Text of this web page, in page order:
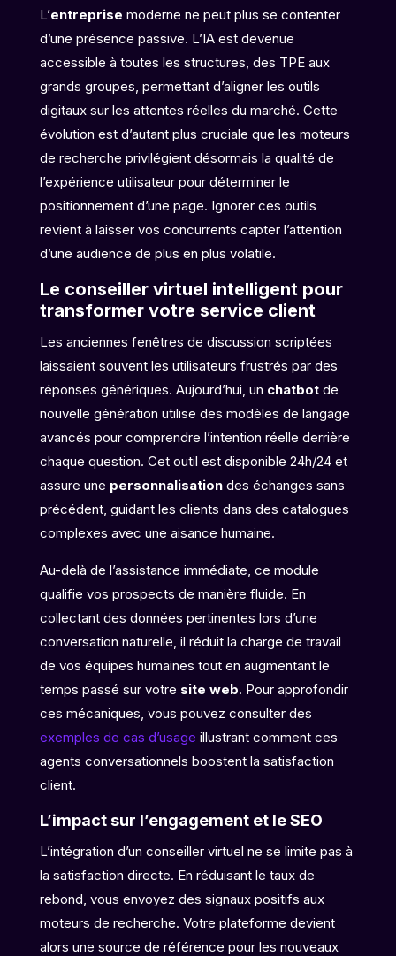
L’entreprise moderne ne peut plus se contenter
d’une présence passive. L’IA est devenue
accessible à toutes les structures, des TPE aux
grands groupes, permettant d’aligner les outils
digitaux sur les attentes réelles du marché. Cette
évolution est d’autant plus cruciale que les moteurs
de recherche privilégient désormais la qualité de
l’expérience utilisateur pour déterminer le
positionnement d’une page. Ignorer ces outils
revient à laisser vos concurrents capter l’attention
d’une audience de plus en plus volatile.
Le conseiller virtuel intelligent pour
transformer votre service client
Les anciennes fenêtres de discussion scriptées
laissaient souvent les utilisateurs frustrés par des
réponses génériques. Aujourd’hui, un chatbotde
nouvelle génération utilise des modèles de langage
avancés pour comprendre l’intention réelle derrière
chaque question. Cet outil est disponible 24h/24 et
assure une personnalisationdes échanges sans
précédent, guidant les clients dans des catalogues
complexes avec une aisance humaine.
Au-delà de l’assistance immédiate, ce module
qualifie vos prospects de manière fluide. En
collectant des données pertinentes lors d’une
conversation naturelle, il réduit la charge de travail
de vos équipes humaines tout en augmentant le
temps passé sur votre site web. Pour approfondir
ces mécaniques, vous pouvez consulter des
exemples de cas d’usage illustrant comment ces
agents conversationnels boostent la satisfaction
client.
L’impact sur l’engagement et le SEO
L’intégration d’un conseiller virtuel ne se limite pas à
la satisfaction directe. En réduisant le taux de
rebond, vous envoyez des signaux positifs aux
moteurs de recherche. Votre plateforme devient
alors une source de référence pour les nouveaux